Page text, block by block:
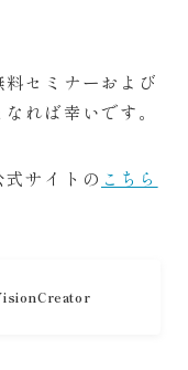
セミナーおよび
れば幸いです。
サイトの こちら